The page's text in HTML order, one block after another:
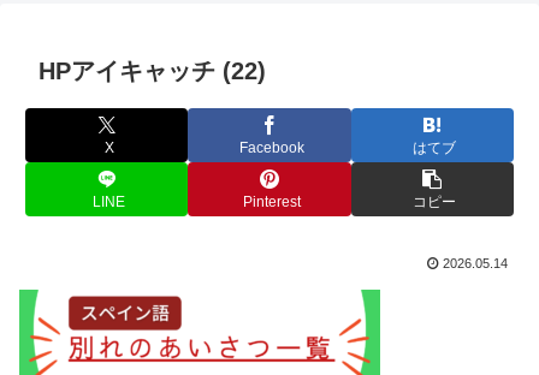
HPアイキャッチ (22)
X Facebook はてブ
LINE Pinterest コピー
2026.05.14